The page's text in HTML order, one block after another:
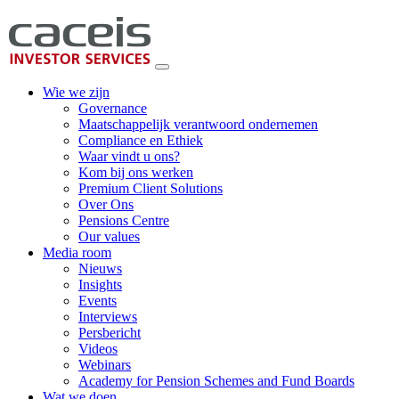
Wie we zijn
Governance
Maatschappelijk verantwoord ondernemen
Compliance en Ethiek
Waar vindt u ons?
Kom bij ons werken
Premium Client Solutions
Over Ons
Pensions Centre
Our values
Media room
Nieuws
Insights
Events
Interviews
Persbericht
Videos
Webinars
Academy for Pension Schemes and Fund Boards